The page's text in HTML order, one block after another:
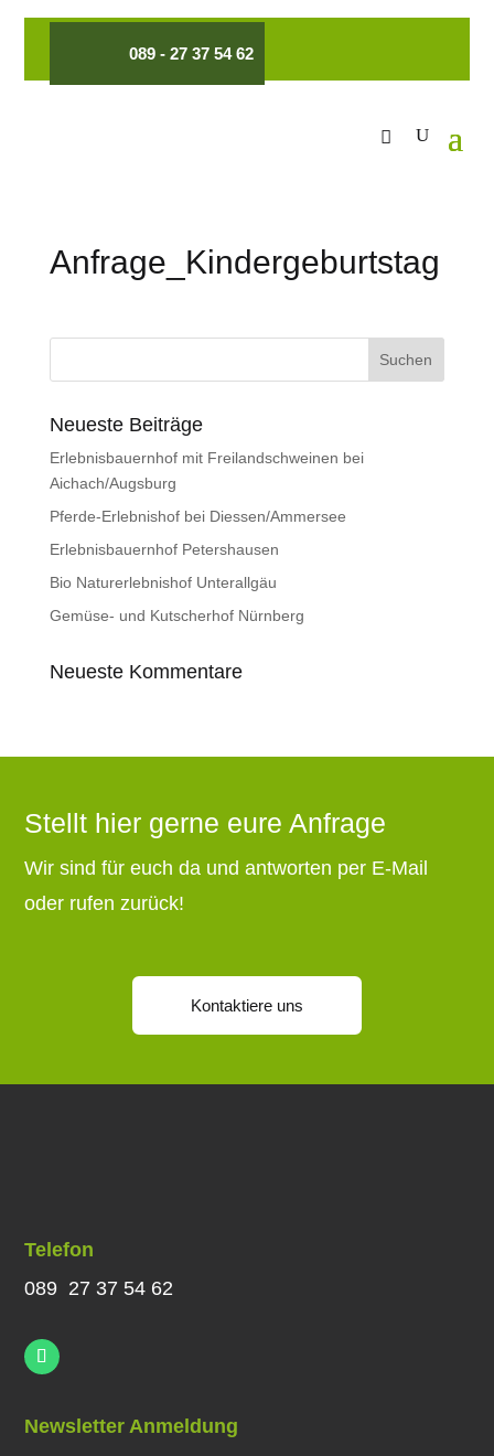
089 - 27 37 54 62
Anfrage_Kindergeburtstag
Neueste Beiträge
Erlebnisbauernhof mit Freilandschweinen bei
Aichach/Augsburg
Pferde-Erlebnishof bei Diessen/Ammersee
Erlebnisbauernhof Petershausen
Bio Naturerlebnishof Unterallgäu
Gemüse- und Kutscherhof Nürnberg
Neueste Kommentare
Stellt hier gerne eure Anfrage
Wir sind für euch da und antworten per E-Mail
oder rufen zurück!
Kontaktiere uns
Telefon
089 27 37 54 62
Newsletter Anmeldung